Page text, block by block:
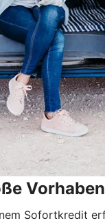
Vorhaben
Sofortkredit